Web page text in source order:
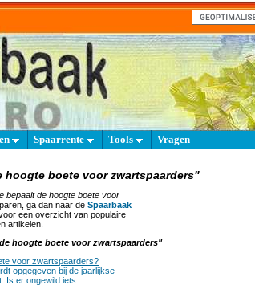
Spaarrente Tools Vragen
hoogte boete voor zwartspaarders"
bepaalt de hoogte boete voor
ga dan naar de Spaarbaak
een overzicht van populaire
artikelen.
hoogte boete voor zwartspaarders"
voor zwartspaarders?
opgegeven bij de jaarlijkse
Is er ongewild iets...